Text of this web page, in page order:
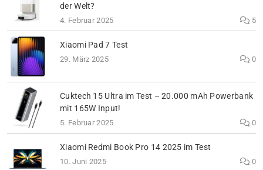
der Welt?
4. Februar 2025 5
Xiaomi Pad 7 Test
29. März 2025 0
Cuktech 15 Ultra im Test – 20.000 mAh Powerbank
mit 165W Input!
5. Februar 2025 0
Xiaomi Redmi Book Pro 14 2025 im Test
10. Juni 2025 0